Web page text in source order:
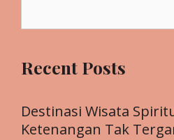
Recent Posts
Destinasi Wisata
Ketenangan Tak